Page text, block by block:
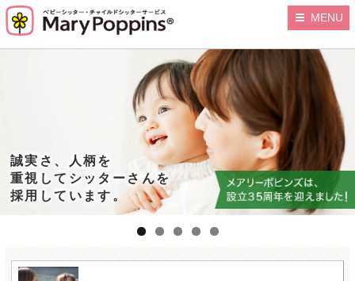
MENU
誠実さ、人柄を
重視してシッターさんを
採用しています。
慣れたお家は
お子さまも”あんしん”